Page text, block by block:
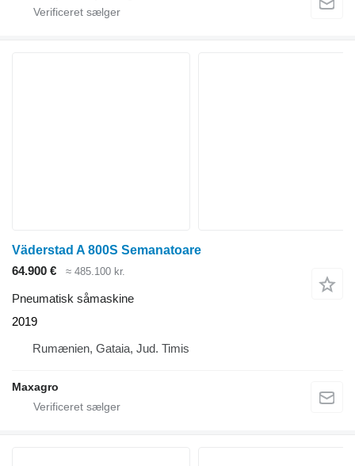
Väderstad A 800S Semanatoare
64.900 €
≈ 485.100 kr.
Pneumatisk såmaskine
2019
Rumænien, Gataia, Jud. Timis
Maxagro